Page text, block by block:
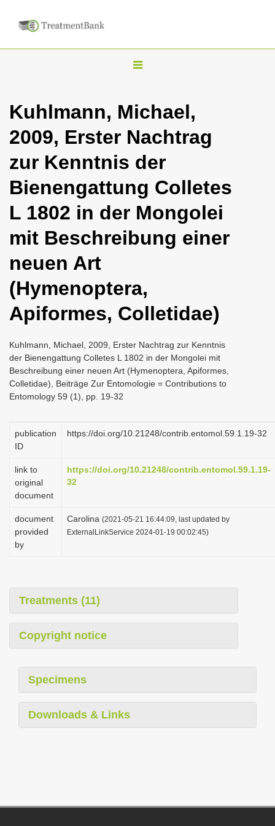
T
g
l
n
a
g
i
n
Kuhlmann, Michael,
2009, Erster Nachtrag
zur Kenntnis der
Bienengattung Colletes
L 1802 in der Mongolei
mit Beschreibung einer
neuen Art
(Hymenoptera,
Apiformes, Colletidae)
Kuhlmann, Michael, 2009, Erster Nachtrag zur Kenntnis
der Bienengattung Colletes L 1802 in der Mongolei mit
Beschreibung einer neuen Art (Hymenoptera, Apiformes,
Colletidae), Beiträge Zur Entomologie = Contributions to
Entomology 59 (1), pp. 19-32
publication
ID
https://doi.org/10.21248/contrib.entomol.59.1.19-32
link to
original
document
https://doi.org/10.21248/contrib.entomol.59.1.19-
32
document
provided
by
Carolina (2021-05-21 16:44:09, last updated by
ExternalLinkService 2024-01-19 00:02:45)
Treatments (11)
Copyright notice
Specimens
Downloads & Links